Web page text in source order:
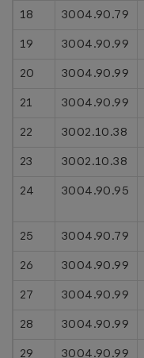
18
3004.90.79
19
3004.90.99
20
3004.90.99
21
3004.90.99
22
3002.10.38
23
3002.10.38
24
3004.90.95
25
3004.90.79
26
3004.90.99
27
3004.90.99
28
3004.90.99
29
3004.90.99